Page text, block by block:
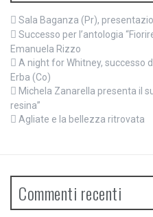
Sala Baganza (Pr),
Successo per l’antologia
Emanuela Rizzo
A night for Whitney, successo
Erba (Co)
Michela Zanarella presenta il
resina”
Agliate e la bellezza ritrovata
Commenti recenti